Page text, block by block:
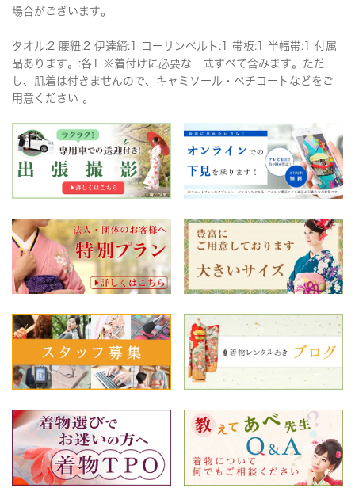
場合がございます。
タオル:2 腰紐:2 伊達締:1 コーリンベルト:1 帯板:1 半幅帯:1 付属
品あります。:各1 ※着付けに必要な一式すべて含みます。ただ
し、肌着は付きませんので、キャミソール・ペチコートなどをご
用意ください 。